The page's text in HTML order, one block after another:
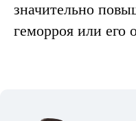
значительно
геморроя или его